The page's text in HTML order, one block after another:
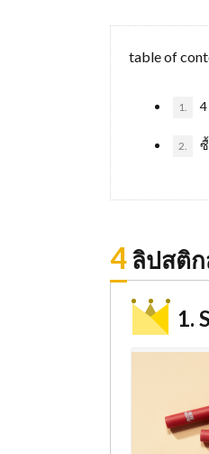
table of
1.
2.
4ลิปสติ
1.